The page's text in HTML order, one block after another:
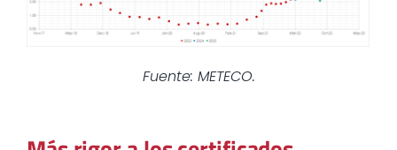
Fuente: METECO.